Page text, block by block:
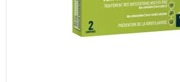
les plus fréquents et les plus nuisibles à la